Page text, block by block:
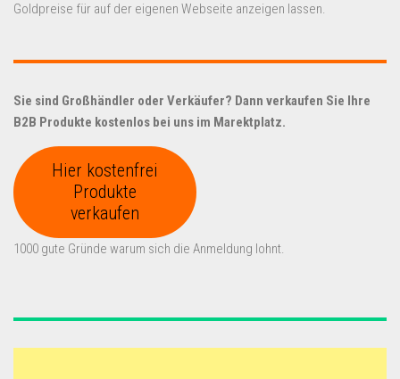
Goldpreise für auf der eigenen Webseite anzeigen lassen.
Sie sind Großhändler oder Verkäufer? Dann verkaufen Sie Ihre
B2B Produkte kostenlos bei uns im Marektplatz.
Hier kostenfrei
Produkte
verkaufen
1000 gute Gründe warum sich die Anmeldung lohnt.